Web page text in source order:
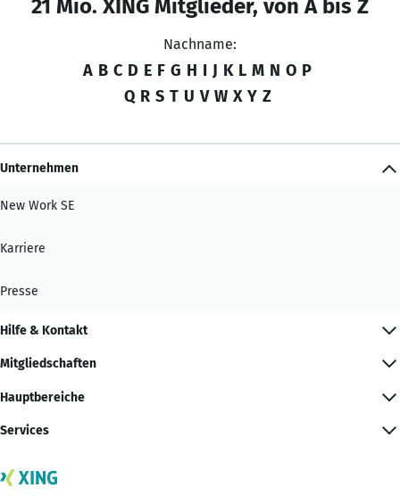
21 Mio. XING Mitglieder, von A bis Z
Nachname:
A B C D E F G H I J K L M N O P
Q R S T U V W X Y Z
Unternehmen
New Work SE
Karriere
Presse
Hilfe & Kontakt
Mitgliedschaften
Hauptbereiche
Services